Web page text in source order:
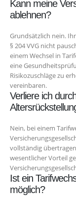
Kann meine
ablehnen?
Grundsätzlich nein.
§ 204 VVG nicht
einem Wechsel in
eine
Risikozuschläge zu
vereinbaren.
Verliere ich
Nein, bei einem
vollständig
wesentlicher Vorteil
Ist ein
möglich?